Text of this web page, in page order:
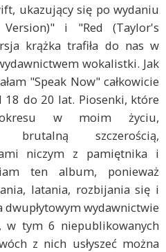
ukazujący się po wydaniu
Version)" i "Red (Taylor's
krążka trafiła do nas w
wokalistki. Jak
"Speak Now" całkowicie
do 20 lat. Piosenki, które
w moim życiu,
brutalną szczerością,
niczym z pamiętnika i
ten album, ponieważ
latania, rozbijania się i
dwupłytowym wydawnictwie
w tym 6 niepublikowanych
z nich usłyszeć można